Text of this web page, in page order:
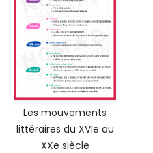
Les mouvements
littéraires du XVIe au
XXe siècle